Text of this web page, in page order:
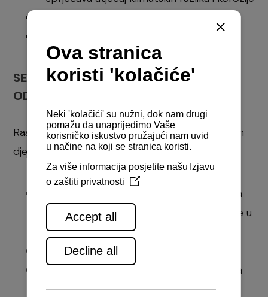
SET REZERVNIH DJELOVA ZA
ODRŽAVANJE
Raspolažite uvijek standardnim setom rezervnih
djelova na brodu:
smanjena mogućnost greške s kodovima
rezervnih dijelova, sve što treba nalazi se u
jednom setu
ušteda vremena i novca
dodatan osjećaj sigurnosti i ugodnosti na
brodu